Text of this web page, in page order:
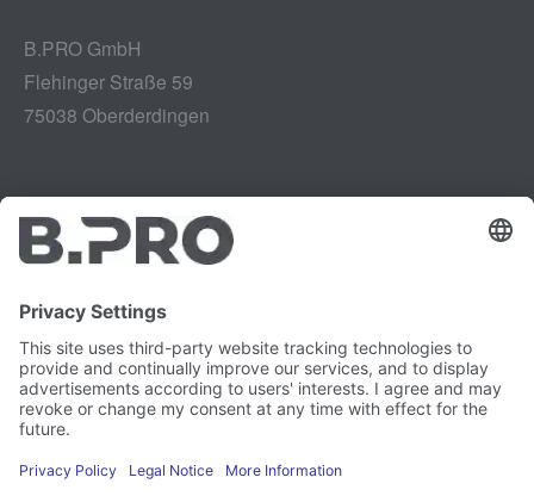
B.PRO GmbH
Flehinger Straße 59
75038 Oberderdingen
Impressum
Gegevensbescherming
Juridisch
Kwetsbaarheidsrapport
Carrière
Pers
Nieuwsbrief
YouTube